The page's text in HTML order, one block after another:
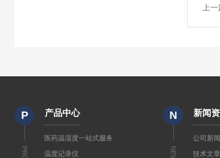
上
P 产品中心
医药温湿度一站式服务
温度记录仪
N 新闻
公司新
技术文